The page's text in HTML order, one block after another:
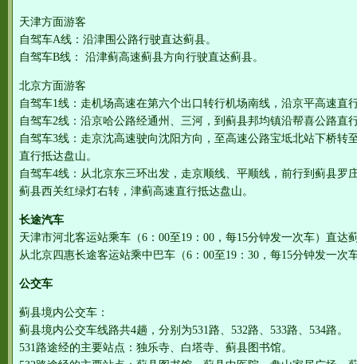
天津方面游客
自驾车A线：沿津围公路行驶直达蓟县。
自驾车B线： 沿津蓟高速蓟县方向行驶直达蓟县。
北京方面游客
自驾车1线：走机场高速在第六个出口转行机场南线，沿京平高速直
自驾车2线：沿京哈公路经通州、三河，到蓟县邦均镇沿帮喜公路直
自驾车3线：走京沈高速驶向沈阳方向，至高速公路宝坻北站下桥转
直行抵达盘山。
自驾车4线：从北京东三环出发，走京顺线、平顺线，前行到蓟县罗
蓟县西关红绿灯右转，津蓟高速直行抵达盘山。
长途汽车
天津市河北客运站乘车（6：00至19：00，每15分钟发一次车）直达
从北京四惠长途客运站乘中巴车（6：00至19：30，每15分钟发一次
公交车
蓟县境内公交车：
蓟县境内公交车线路共4趟，分别为531路、532路、533路、534路。
531路途经的主要站点：独乐寺、白塔寺、蓟县图书馆。